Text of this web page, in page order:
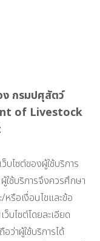
ง กรมปศุสัตว์
of Livestock
บไซต์ของผู้ใช้บริการ
ใช้บริการจึงควรศึกษา
หรือเงื่อนไขและข้อ
บไซต์โดยละเอียด
อว่าผู้ใช้บริการได้